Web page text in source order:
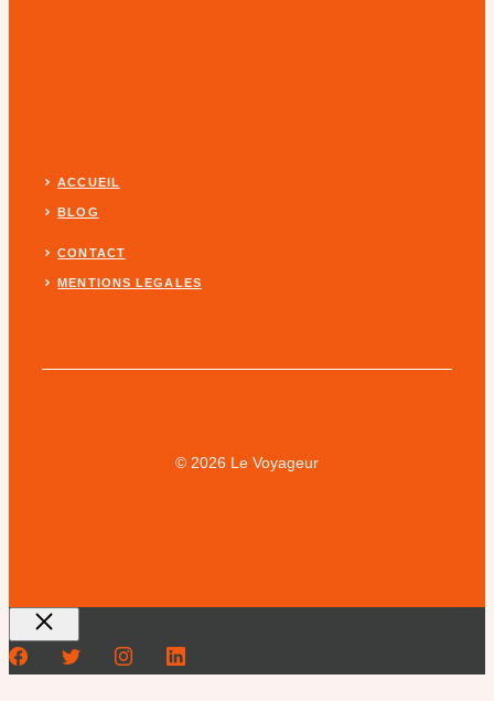
ACCUEIL
BLOG
CONTACT
MENTIONS LEGALES
© 2026 Le Voyageur
Fermer